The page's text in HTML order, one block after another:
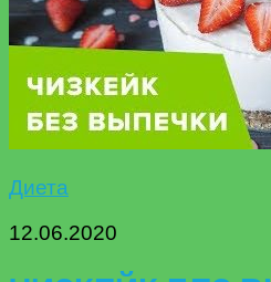
Диета
12.06.2020